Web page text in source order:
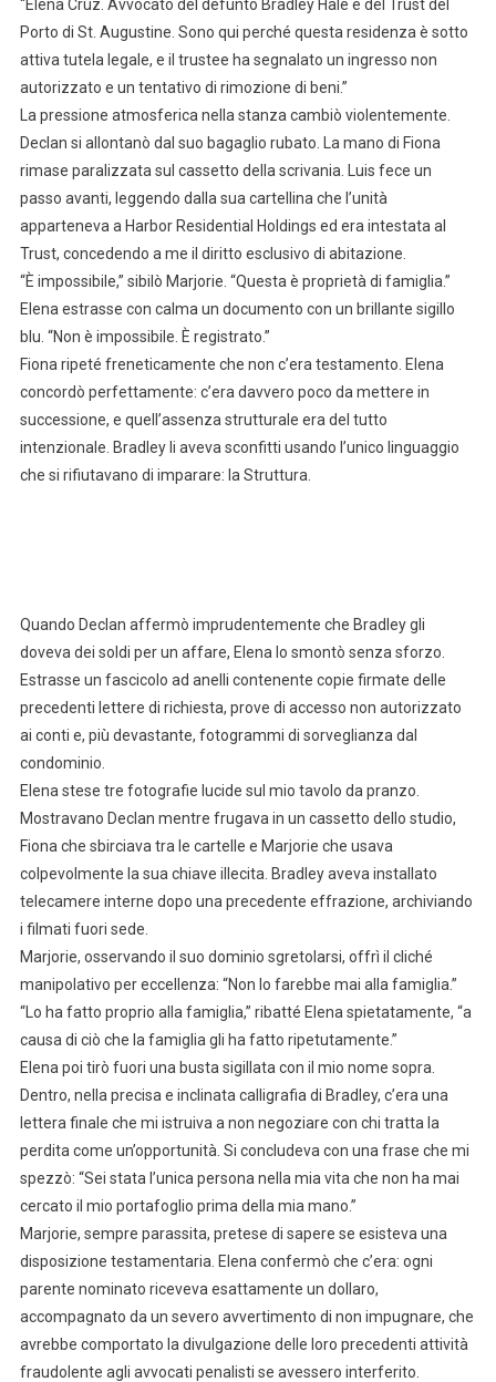
“Elena Cruz. Avvocato del defunto Bradley Hale e del Trust del
Porto di St. Augustine. Sono qui perché questa residenza è sotto
attiva tutela legale, e il trustee ha segnalato un ingresso non
autorizzato e un tentativo di rimozione di beni.”
La pressione atmosferica nella stanza cambiò violentemente.
Declan si allontanò dal suo bagaglio rubato. La mano di Fiona
rimase paralizzata sul cassetto della scrivania. Luis fece un
passo avanti, leggendo dalla sua cartellina che l’unità
apparteneva a Harbor Residential Holdings ed era intestata al
Trust, concedendo a me il diritto esclusivo di abitazione.
“È impossibile,” sibilò Marjorie. “Questa è proprietà di famiglia.”
Elena estrasse con calma un documento con un brillante sigillo
blu. “Non è impossibile. È registrato.”
Fiona ripeté freneticamente che non c’era testamento. Elena
concordò perfettamente: c’era davvero poco da mettere in
successione, e quell’assenza strutturale era del tutto
intenzionale. Bradley li aveva sconfitti usando l’unico linguaggio
che si rifiutavano di imparare: la Struttura.
Quando Declan affermò imprudentemente che Bradley gli
doveva dei soldi per un affare, Elena lo smontò senza sforzo.
Estrasse un fascicolo ad anelli contenente copie firmate delle
precedenti lettere di richiesta, prove di accesso non autorizzato
ai conti e, più devastante, fotogrammi di sorveglianza dal
condominio.
Elena stese tre fotografie lucide sul mio tavolo da pranzo.
Mostravano Declan mentre frugava in un cassetto dello studio,
Fiona che sbirciava tra le cartelle e Marjorie che usava
colpevolmente la sua chiave illecita. Bradley aveva installato
telecamere interne dopo una precedente effrazione, archiviando
i filmati fuori sede.
Marjorie, osservando il suo dominio sgretolarsi, offrì il cliché
manipolativo per eccellenza: “Non lo farebbe mai alla famiglia.”
“Lo ha fatto proprio alla famiglia,” ribatté Elena spietatamente, “a
causa di ciò che la famiglia gli ha fatto ripetutamente.”
Elena poi tirò fuori una busta sigillata con il mio nome sopra.
Dentro, nella precisa e inclinata calligrafia di Bradley, c’era una
lettera finale che mi istruiva a non negoziare con chi tratta la
perdita come un’opportunità. Si concludeva con una frase che mi
spezzò: “Sei stata l’unica persona nella mia vita che non ha mai
cercato il mio portafoglio prima della mia mano.”
Marjorie, sempre parassita, pretese di sapere se esisteva una
disposizione testamentaria. Elena confermò che c’era: ogni
parente nominato riceveva esattamente un dollaro,
accompagnato da un severo avvertimento di non impugnare, che
avrebbe comportato la divulgazione delle loro precedenti attività
fraudolente agli avvocati penalisti se avessero interferito.